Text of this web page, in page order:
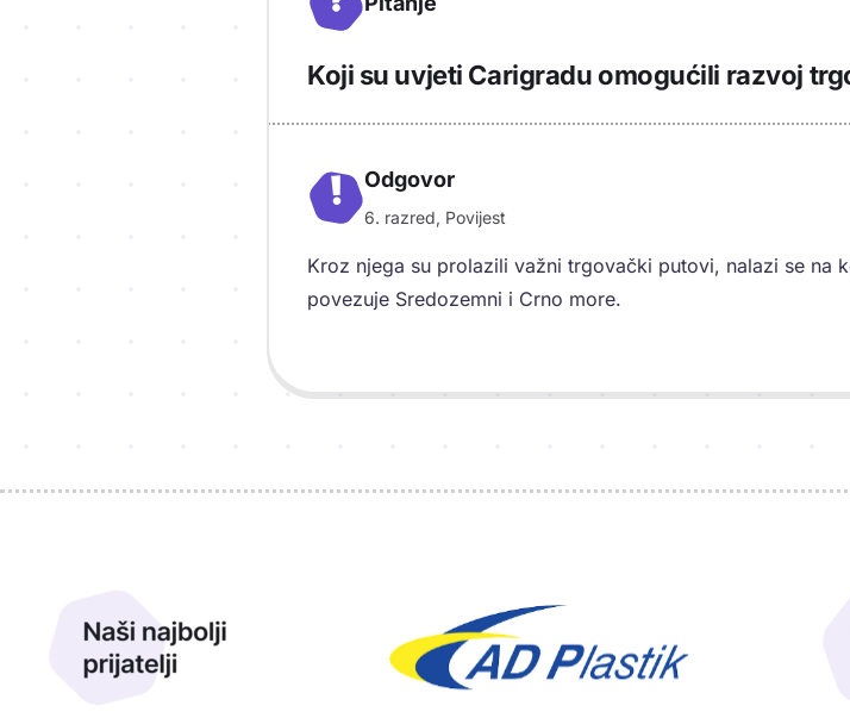
Koji su uvjeti Carigradu omogućili razvoj
! Odgovor
6. razred, Povijest
Kroz njega su prolazili važni trgovački putovi, nalazi se na
povezuje Sredozemni i Crno more.